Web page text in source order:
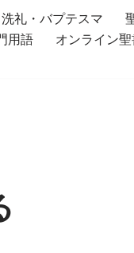
洗礼・バプテスマ
用語
オンライン